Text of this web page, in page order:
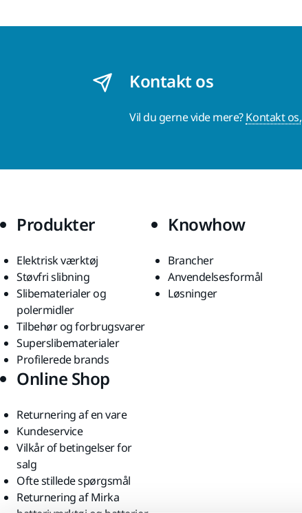
Kontakt os
Vil du gerne vide mere?Kontakt os,
Produkter
Elektrisk værktøj
Støvfri slibning
Slibematerialer og
polermidler
Tilbehør og forbrugsvarer
Superslibematerialer
Profilerede brands
Knowhow
Brancher
Anvendelsesformål
Løsninger
Online Shop
Returnering af en vare
Kundeservice
Vilkår of betingelser for
salg
Ofte stillede spørgsmål
Returnering af Mirka